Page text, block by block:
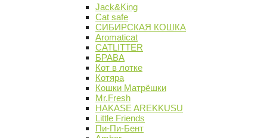
Jack&King
Cat safe
СИБИРСКАЯ КОШКА
Aromaticat
CATLITTER
БРАВА
Кот в лотке
Котяра
Кошки Матрёшки
Mr.Fresh
HAKASE AREKKUSU
Little Friends
Пи-Пи-Бент